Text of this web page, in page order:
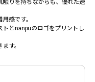
触りを持ちながらも、優れた速
感です。
とnanpuのロゴをプリントし
す。